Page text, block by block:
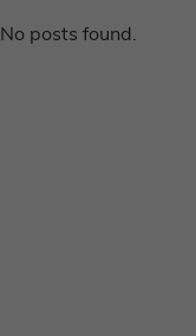
No posts found.